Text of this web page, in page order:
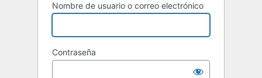
Nombre de usuario o correo electrónico
Contraseña